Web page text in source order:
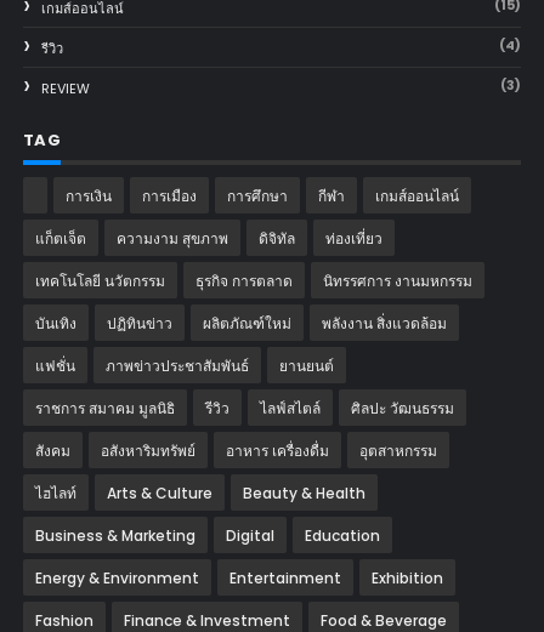
เกมส์ออนไลน์ (15)
รีวิว (4)
REVIEW (3)
TAG
การเงิน การเมือง การศึกษา กีฬา เกมส์ออนไลน์
แก็ตเจ็ต ความงาม สุขภาพ ดิจิทัล ท่องเที่ยว
เทคโนโลยี นวัตกรรม ธุรกิจ การตลาด นิทรรศการ งานมหกรรม
บันเทิง ปฏิทินข่าว ผลิตภัณฑ์ใหม่ พลังงาน สิ่งแวดล้อม
แฟชั่น ภาพข่าวประชาสัมพันธ์ ‎ยานยนต์‎
ราชการ สมาคม มูลนิธิ รีวิว ไลฟ์สไตล์ ศิลปะ วัฒนธรรม
สังคม อสังหาริมทรัพย์ อาหาร เครื่องดื่ม อุตสาหกรรม
ไฮไลท์ Arts & Culture Beauty & Health
Business & Marketing Digital Education
Energy & Environment Entertainment Exhibition
Fashion Finance & Investment Food & Beverage